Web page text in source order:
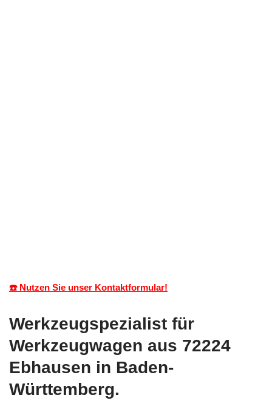
☎️ Nutzen Sie unser Kontaktformular!
Werkzeugspezialist für
Werkzeugwagen aus 72224
Ebhausen in Baden-
Württemberg.